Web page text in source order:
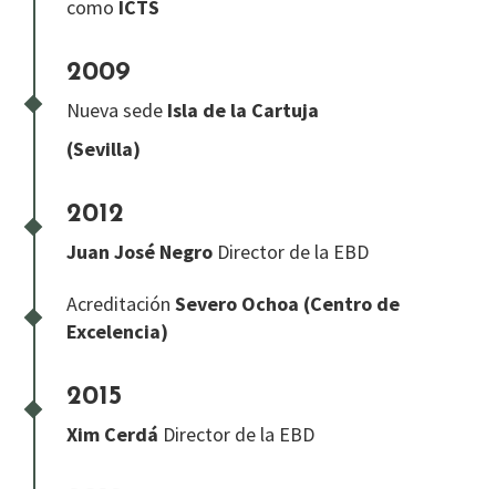
como ICTS
2009
Nueva sede Isla de la Cartuja
(Sevilla)
2012
Juan José Negro Director de la EBD
Acreditación Severo Ochoa (Centro de
Excelencia)
2015
Xim Cerdá Director de la EBD